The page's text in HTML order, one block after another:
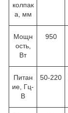
колпак
а, мм
Мощн
ость,
Вт
950
Питан
ие, Гц-
В
50-220